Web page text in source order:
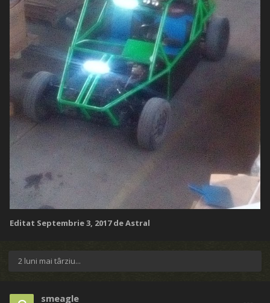
Editat Septembrie 3, 2017de Astral
2 luni mai târziu...
smeagle